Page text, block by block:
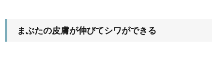
まぶたの皮膚が伸びてシワができる